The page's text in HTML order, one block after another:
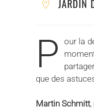
JARDIN
P
our la
que des
Martin Schmitt,